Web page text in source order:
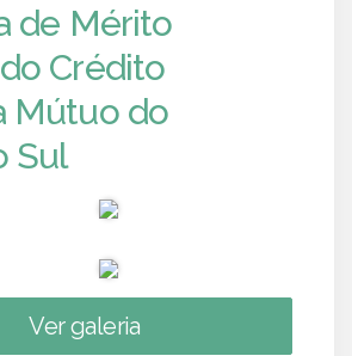
de Mérito
Crédito
Mútuo do
Sul
Ver galeria